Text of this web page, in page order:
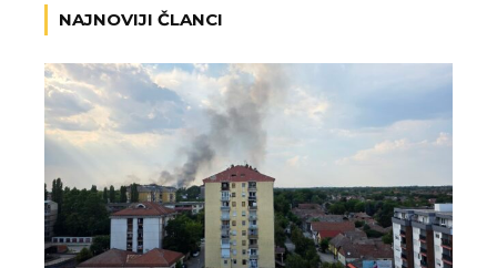
NAJNOVIJI ČLANCI